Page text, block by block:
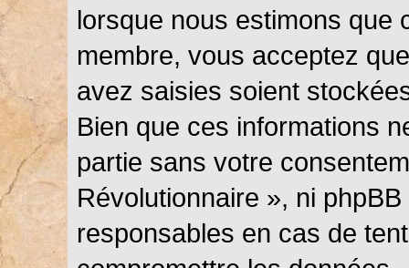
lorsque nous estimons que
membre, vous acceptez
avez saisies soient
Bien que ces informations
partie sans votre
Révolutionnaire », ni
responsables en cas de